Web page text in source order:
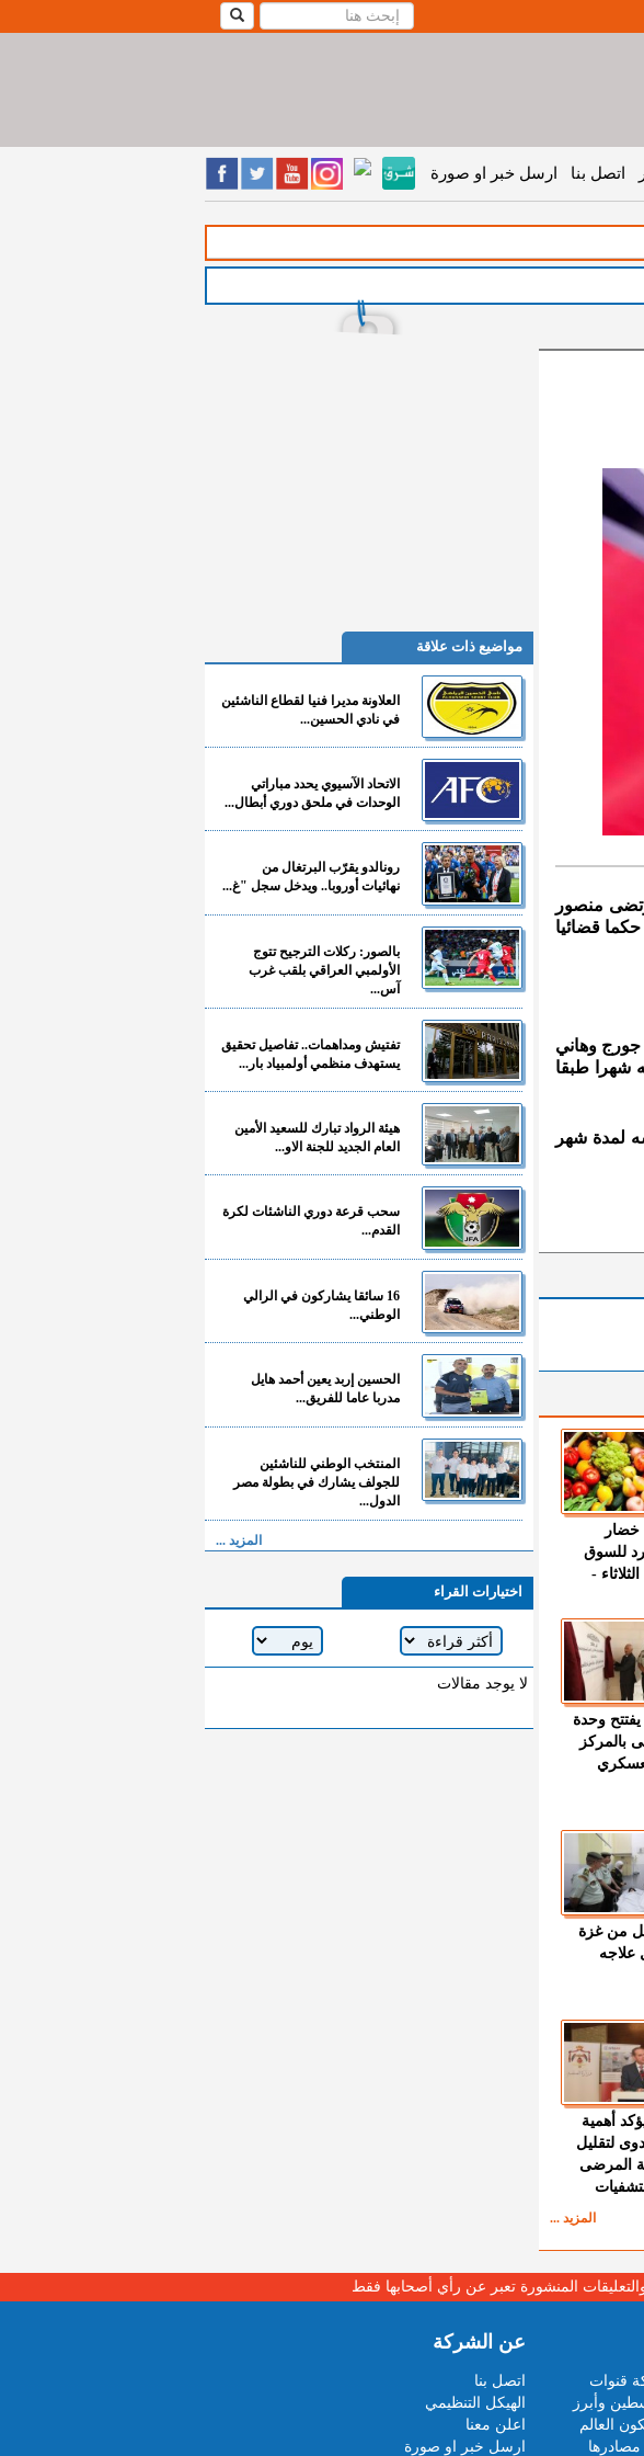
اتصل بنا ارسل خبر او صورة
منصور
قضائيا
وهاني
شهرا طبقا
لمدة شهر
خضار
للسوق
-
وحدة
بالمركز
من غزة
علاجه
أهمية
لتقليل
المرضى
المزيد ...
مواضيع ذات علاقة
العلاونة مديرا فنيا لقطاع الناشئين
في نادي الحسين...
الاتحاد الآسيوي يحدد مباراتي
الوحدات في ملحق دوري أبطال...
رونالدو يقرّب البرتغال من
نهائيات أوروبا.. ويدخل سجل "غ...
بالصور: ركلات الترجيح تتوج
الأولمبي العراقي بلقب غرب
آس...
تفتيش ومداهمات.. تفاصيل تحقيق
يستهدف منظمي أولمبياد بار...
هيئة الرواد تبارك للسعيد الأمين
العام الجديد للجنة الاو...
سحب قرعة دوري الناشئات لكرة
القدم...
16 سائقا يشاركون في الرالي
الوطني...
الحسين إربد يعين أحمد هايل
مدربا عاما للفريق...
المنتخب الوطني للناشئين
للجولف يشارك في بطولة مصر
الدول...
المزيد ...
اختيارات القراء
لا يوجد مقالات
المنشورة تعبر عن رأي أصحابها فقط
قنوات
وأبرز
العالم
عن الشركة
اتصل بنا
الهيكل التنظيمي
اعلن معنا
ارسل خبر او صورة